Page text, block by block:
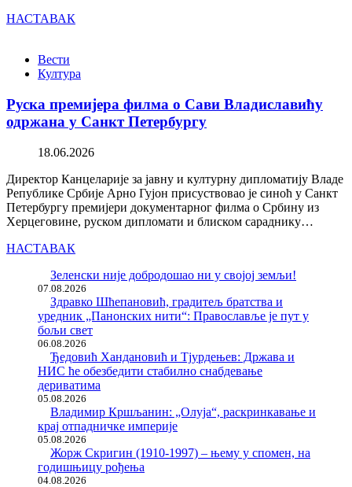
НАСТАВАК
Вести
Култура
Руска премијера филма о Сави Владиславићу
одржана у Санкт Петербургу
18.06.2026
Директор Канцеларије за јавну и културну дипломатију Владе
Републике Србије Арно Гујон присуствовао је синоћ у Санкт
Петербургу премијери документарног филма о Србину из
Херцеговине, руском дипломати и блиском сараднику…
НАСТАВАК
Зеленски није добродошао ни у својој земљи!
07.08.2026
Здравко Шћепановић, градитељ братства и
уредник „Панонских нити“: Православље је пут у
бољи свет
06.08.2026
Ђедовић Хандановић и Тјурдењев: Држава и
НИС ће обезбедити стабилно снабдевање
дериватима
05.08.2026
Владимир Кршљанин: „Олуја“, раскринкавање и
крај отпадничке империје
05.08.2026
Жорж Скригин (1910-1997) – њему у спомен, на
годишњицу рођења
04.08.2026